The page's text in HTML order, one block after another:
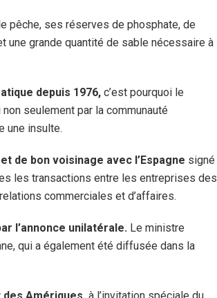
pêche, ses réserves de phosphate, de
une grande quantité de sable nécessaire à
depuis 1976, c’est pourquoi le
seulement par la communauté
une insulte.
de bon voisinage avec l’Espagne signé
les transactions entre les entreprises des
commerciales et d’affaires.
l’annonce unilatérale. Le ministre
qui a également été diffusée dans la